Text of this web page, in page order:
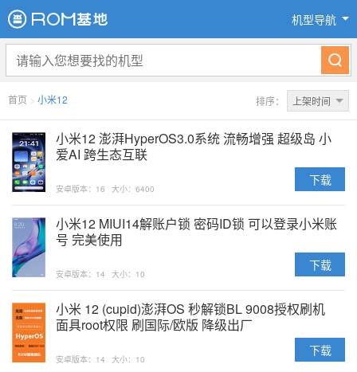
机型导航
首页 > 小米12 排序： 上架时间
小米12 澎湃HyperOS3.0系统 流畅增强 超级岛 小
爱AI 跨生态互联
安卓版本：16 大小：6400
下载
小米12 MIUI14解账户锁 密码ID锁 可以登录小米账
号 完美使用
安卓版本：14 大小：10
下载
小米 12 (cupid)澎湃OS 秒解锁BL 9008授权刷机
面具root权限 刷国际/欧版 降级出厂
安卓版本：14 大小：10
下载